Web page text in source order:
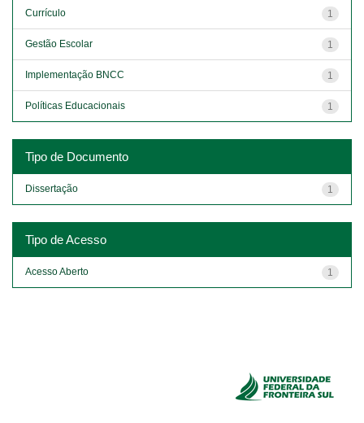
1
Currículo
1
Gestão Escolar
1
Implementação BNCC
1
Políticas Educacionais
Tipo de Documento
1
Dissertação
Tipo de Acesso
1
Acesso Aberto